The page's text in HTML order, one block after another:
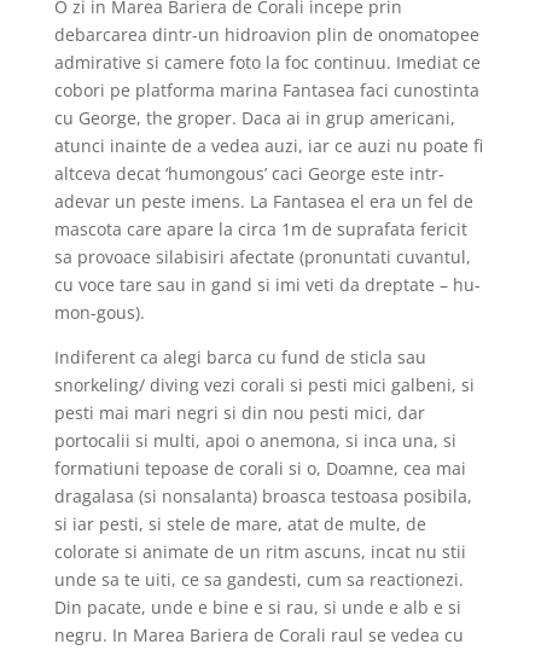
O zi in Marea Bariera de Corali incepe prin
debarcarea dintr-un hidroavion plin de onomatopee
admirative si camere foto la foc continuu. Imediat ce
cobori pe platforma marina Fantasea faci cunostinta
cu George, the groper. Daca ai in grup americani,
atunci inainte de a vedea auzi, iar ce auzi nu poate fi
altceva decat ‘humongous’ caci George este intr-
adevar un peste imens. La Fantasea el era un fel de
mascota care apare la circa 1m de suprafata fericit
sa provoace silabisiri afectate (pronuntati cuvantul,
cu voce tare sau in gand si imi veti da dreptate – hu-
mon-gous).
Indiferent ca alegi barca cu fund de sticla sau
snorkeling/ diving vezi corali si pesti mici galbeni, si
pesti mai mari negri si din nou pesti mici, dar
portocalii si multi, apoi o anemona, si inca una, si
formatiuni tepoase de corali si o, Doamne, cea mai
dragalasa (si nonsalanta) broasca testoasa posibila,
si iar pesti, si stele de mare, atat de multe, de
colorate si animate de un ritm ascuns, incat nu stii
unde sa te uiti, ce sa gandesti, cum sa reactionezi.
Din pacate, unde e bine e si rau, si unde e alb e si
negru. In Marea Bariera de Corali raul se vedea cu